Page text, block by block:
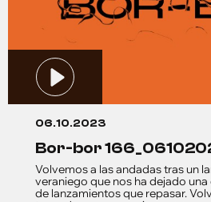
06.10.2023
bor-bor
Volvemos a las andadas tras un
veraniego que nos ha dejado
de lanzamientos que repasar.